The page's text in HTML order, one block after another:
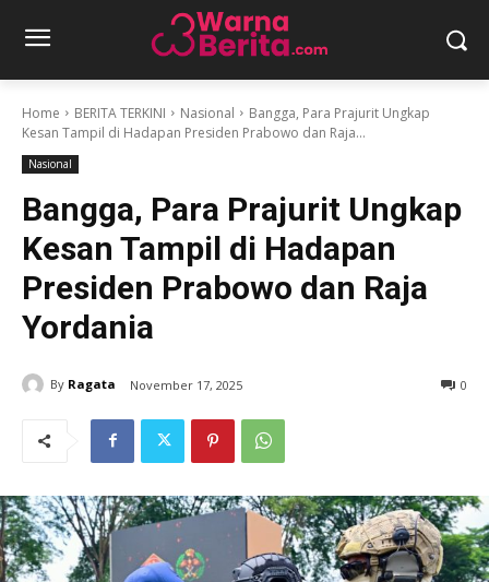
Home BERITA TERKINI Nasional
Bangga, Para Prajurit Ungkap
Kesan Tampil di Hadapan Presiden Prabowo dan Raja...
Nasional
Bangga, Para Prajurit Ungkap
Kesan Tampil di Hadapan
Presiden Prabowo dan Raja
Yordania
By Ragata November 17, 2025 0